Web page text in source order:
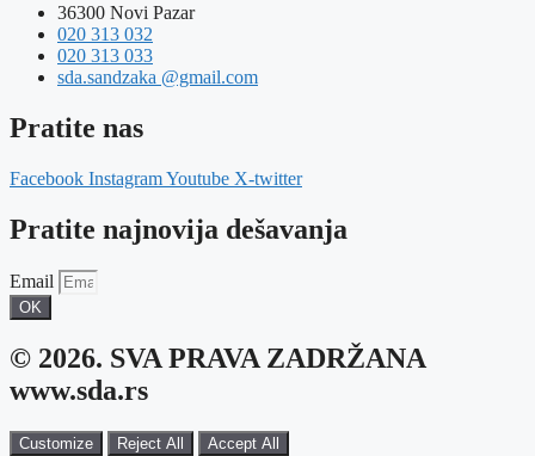
36300 Novi Pazar
020 313 032
020 313 033
sda.sandzaka @gmail.com
Pratite nas
Facebook InstagramYoutube X-twitter
Pratite najnovija dešavanja
Email
OK
© 2026. SVA PRAVA ZADRŽANA
www.sda.rs
Customize Reject All Accept All